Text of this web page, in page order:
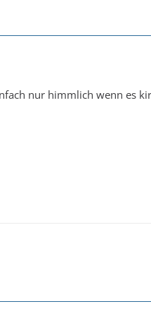
nur himmlich wenn es